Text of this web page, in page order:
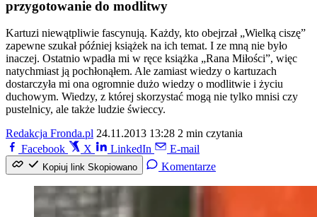
przygotowanie do modlitwy
Kartuzi niewątpliwie fascynują. Każdy, kto obejrzał „Wielką ciszę”
zapewne szukał później książek na ich temat. I ze mną nie było
inaczej. Ostatnio wpadła mi w ręce książka „Rana Miłości”, więc
natychmiast ją pochłonąłem. Ale zamiast wiedzy o kartuzach
dostarczyła mi ona ogromnie dużo wiedzy o modlitwie i życiu
duchowym. Wiedzy, z której skorzystać mogą nie tylko mnisi czy
pustelnicy, ale także ludzie świeccy.
Redakcja Fronda.pl 24.11.2013 13:28 2 min czytania
Facebook
X LinkedIn E-mail
Kopiuj link Skopiowano Komentarze